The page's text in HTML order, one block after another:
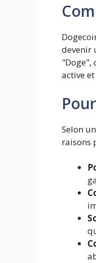
devenir
"Doge",
active
Selon
raisons